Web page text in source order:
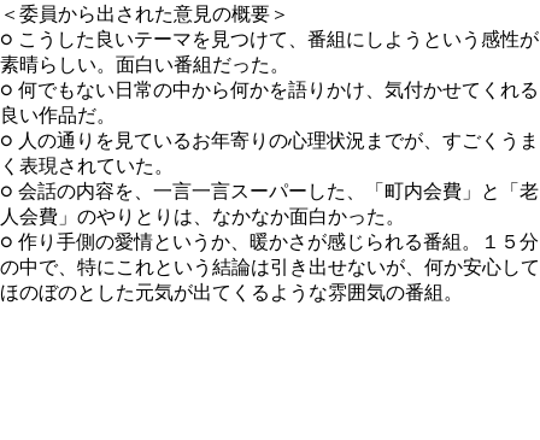
＜委員から出された意見の概要＞
○ こうした良いテーマを見つけて、番組にしようという感性が
素晴らしい。面白い番組だった。
○ 何でもない日常の中から何かを語りかけ、気付かせてくれる
良い作品だ。
○ 人の通りを見ているお年寄りの心理状況までが、すごくうま
く表現されていた。
○ 会話の内容を、一言一言スーパーした、「町内会費」と「老
人会費」のやりとりは、なかなか面白かった。
○ 作り手側の愛情というか、暖かさが感じられる番組。１５分
の中で、特にこれという結論は引き出せないが、何か安心して
ほのぼのとした元気が出てくるような雰囲気の番組。